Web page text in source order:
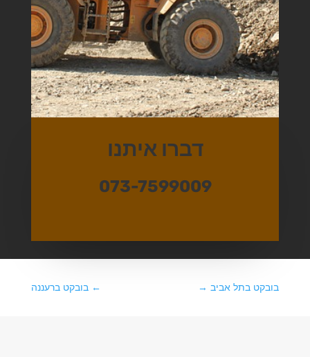
דברו איתנו
073-7599009
←בובקט ברעננה בובקט בתל אביב→